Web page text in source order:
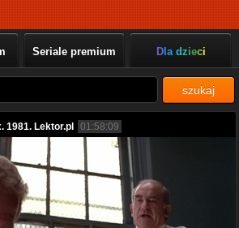
Seriale premium Dla dzieci
szukaj
1981. Lektor.pl 01:58:09